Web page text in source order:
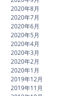
2020年8月
2020年7月
2020年6月
2020年5月
2020年4月
2020年3月
2020年2月
2020年1月
2019年12月
2019年11月